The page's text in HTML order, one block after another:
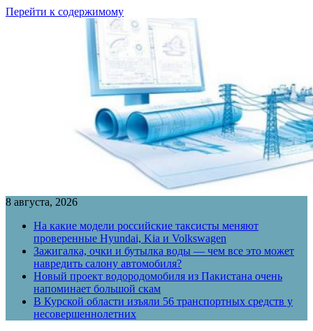
Перейти к содержимому
8 августа, 2026
На какие модели российские таксисты меняют
проверенные Hyundai, Kia и Volkswagen
Зажигалка, очки и бутылка воды — чем все это может
навредить салону автомобиля?
Новый проект водородомобиля из Пакистана очень
напоминает большой скам
В Курской области изъяли 56 транспортных средств у
несовершеннолетних